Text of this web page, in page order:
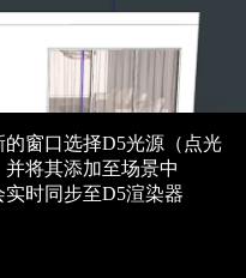
窗口选择D5光源（点光
将其添加至场景中
时同步至D5渲染器